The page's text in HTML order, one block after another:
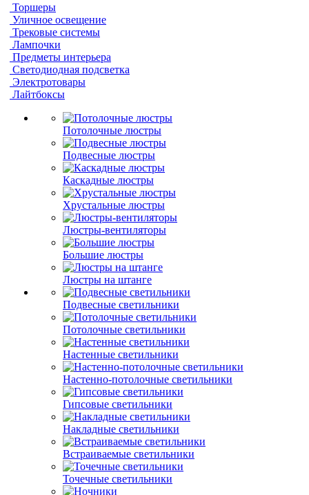
Торшеры
Уличное освещение
Трековые системы
Лампочки
Предметы интерьера
Светодиодная подсветка
Электротовары
Лайтбоксы
Потолочные люстры
Подвесные люстры
Каскадные люстры
Хрустальные люстры
Люстры-вентиляторы
Большие люстры
Люстры на штанге
Подвесные светильники
Потолочные светильники
Настенные светильники
Настенно-потолочные светильники
Гипсовые светильники
Накладные светильники
Встраиваемые светильники
Точечные светильники